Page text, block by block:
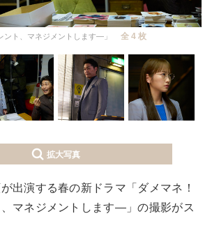
ント、マネジメントします―」 全 4 枚
拡大写真
出演する春の新ドラマ「ダメマネ！
マネジメントします―」の撮影がス